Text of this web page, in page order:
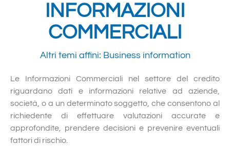
INFORMAZIONI
COMMERCIALI
Altri temi affini: Business information
Le Informazioni Commerciali nel settore del credito
riguardano dati e informazioni relative ad aziende,
società, o a un determinato soggetto, che consentono al
richiedente di effettuare valutazioni accurate e
approfondite, prendere decisioni e prevenire eventuali
fattori di rischio.